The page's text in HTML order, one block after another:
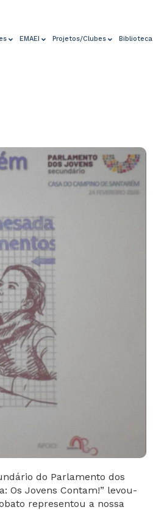
EMAEI Projetos/Clubes Biblioteca
do Parlamento dos
Os Jovens Contam!” levou-
representou a nossa